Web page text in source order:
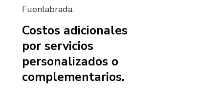
Fuenlabrada.
Costos adicionales
por servicios
personalizados o
complementarios.